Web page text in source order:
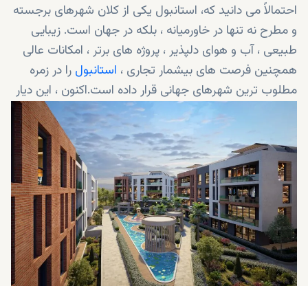
احتمالاً می دانید که، استانبول یکی از کلان شهرهای برجسته
و مطرح نه تنها در خاورمیانه ، بلکه در جهان است. زیبایی
طبیعی ، آب و هوای دلپذیر ، پروژه های برتر ، امکانات عالی
همچنین فرصت های بیشمار تجاری ، استانبول را در زمره
مطلوب ترین شهرهای جهانی قرار داده است.اکنون ، این دیار
شگفت انگیز و رویایی در خود، جایی را برای شما تدارک دیده
است... به زندگی متمایز انکار ناپذیر در (آلیا اونیست)Alya
Onist خوش آمدید!